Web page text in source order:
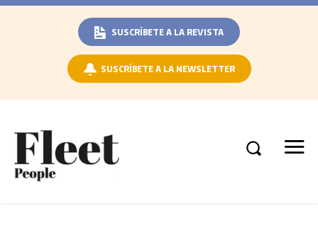
SUSCRÍBETE A LA REVISTA
SUSCRÍBETE A LA NEWSLETTER